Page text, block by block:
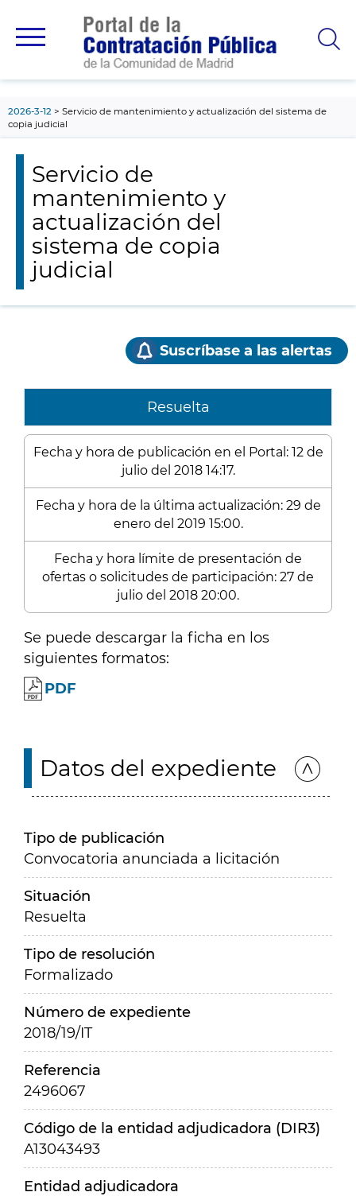
principal
2026-3-12
Servicio de mantenimiento y actualización del sistema de
copia judicial
Servicio de
mantenimiento y
actualización del
sistema de copia
judicial
Suscríbase a las alertas
Resuelta
Fecha y hora de publicación en el Portal: 12 de
julio del 2018 14:17.
Fecha y hora de la última actualización: 29 de
enero del 2019 15:00.
Fecha y hora límite de presentación de
ofertas o solicitudes de participación: 27 de
julio del 2018 20:00.
Se puede descargar la ficha en los
siguientes formatos:
PDF
Datos del expediente
Tipo de publicación
Convocatoria anunciada a licitación
Situación
Resuelta
Tipo de resolución
Formalizado
Número de expediente
2018/19/IT
Referencia
2496067
Código de la entidad adjudicadora (DIR3)
A13043493
Entidad adjudicadora